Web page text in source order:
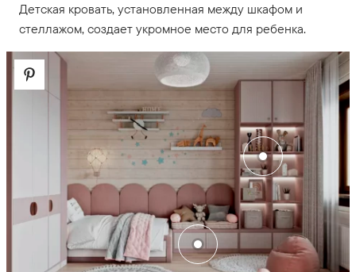
Детская кровать, установленная между шкафом и
стеллажом, создает укромное место для ребенка.